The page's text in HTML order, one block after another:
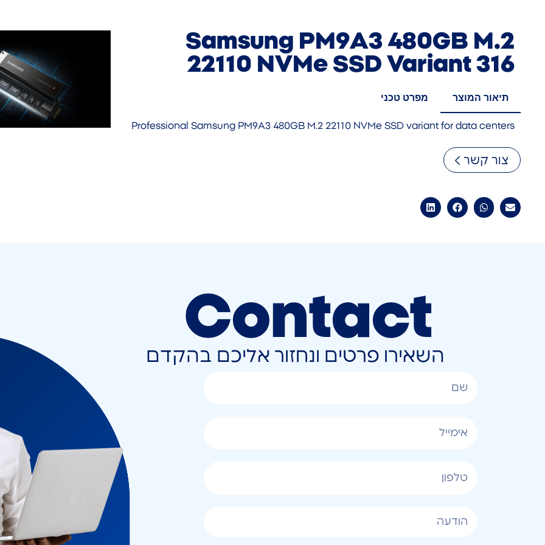
Samsung PM9A3 480GB M.2
22110 NVMe SSD Variant 316
תיאור המוצר מפרט טכני
Professional Samsung PM9A3 480GB M.2 22110 NVMe SSD variant for data centers
צור קשר
Contact
השאירו פרטים ונחזור אליכם בהקדם